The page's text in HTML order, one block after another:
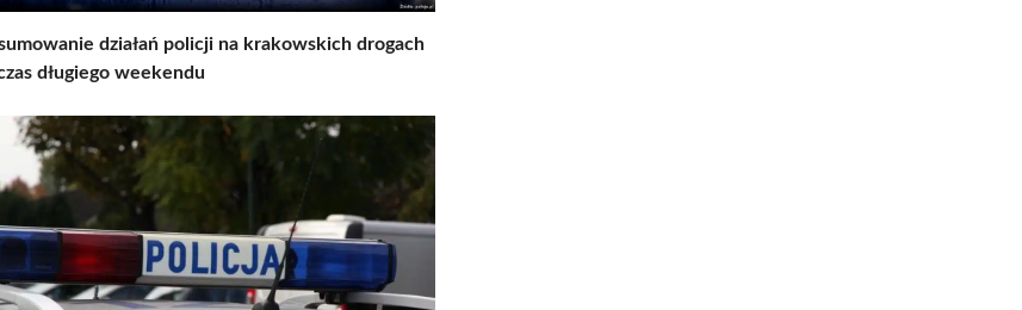
działań policji na krakowskich drogach
długiego weekendu